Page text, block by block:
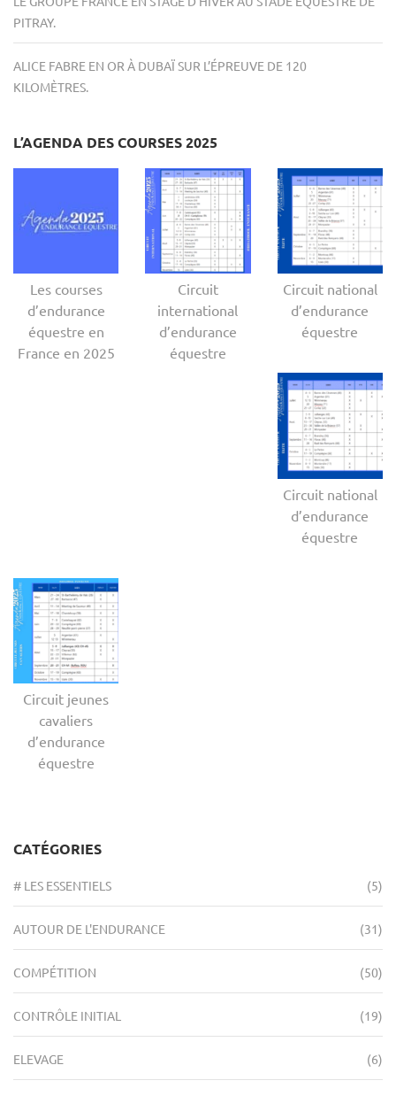
PITRAY.
ALICE FABRE EN OR À DUBAÏ SUR L’ÉPREUVE DE 120
KILOMÈTRES.
L’AGENDA DES COURSES 2025
Les courses
d’endurance
équestre en
France en 2025
Circuit
international
d’endurance
équestre
Circuit national
d’endurance
équestre
Circuit national
d’endurance
équestre
Circuit jeunes
cavaliers
d’endurance
équestre
CATÉGORIES
# LES ESSENTIELS (5)
AUTOUR DE L'ENDURANCE (31)
COMPÉTITION (50)
CONTRÔLE INITIAL (19)
ELEVAGE (6)